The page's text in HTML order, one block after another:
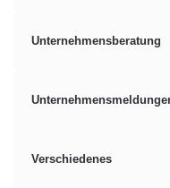
Unternehmensberatung
Verschiedenes